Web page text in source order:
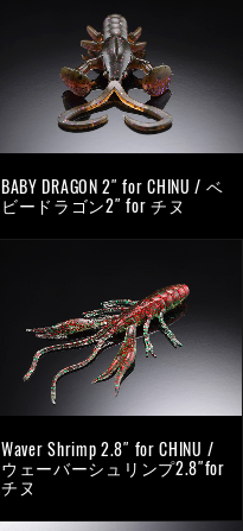
BABY DRAGON 2″ for CHINU / ベ
ビードラゴン2″ for チヌ
Waver Shrimp 2.8″ for CHINU /
ウェーバーシュリンプ2.8″for
チヌ